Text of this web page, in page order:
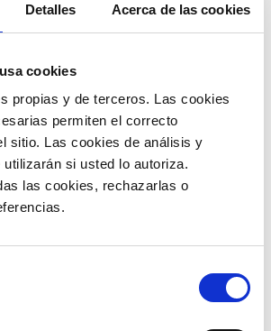
Detalles Acerca de las cookies
cookies
propias y de terceros. Las cookies
permiten el correcto
sitio. Las cookies de análisis y
si usted lo autoriza.
las cookies, rechazarlas o
قيمنا​